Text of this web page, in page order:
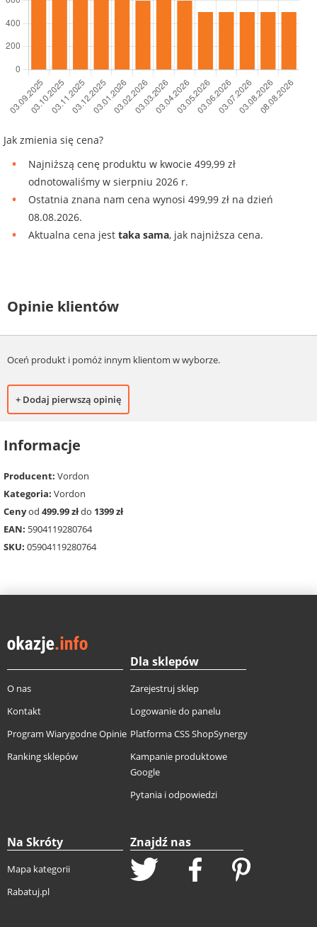
Jak zmienia się cena?
Najniższą cenę produktu w kwocie 499,99 zł
odnotowaliśmy w sierpniu 2026 r.
Ostatnia znana nam cena wynosi 499,99 zł na dzień
08.08.2026.
Aktualna cena jest taka sama, jak najniższa cena.
Opinie klientów
Oceń produkt i pomóż innym klientom w wyborze.
+ Dodaj pierwszą opinię
Informacje
Producent: Vordon
Kategoria: Vordon
Cenyod 499.99 złdo 1399 zł
EAN: 5904119280764
SKU: 05904119280764
O nas
Kontakt
Program Wiarygodne Opinie
Ranking sklepów
Dla sklepów
Zarejestruj sklep
Logowanie do panelu
Platforma CSS ShopSynergy
Kampanie produktowe
Google
Pytania i odpowiedzi
Na Skróty
Mapa kategorii
Rabatuj.pl
Znajdź nas